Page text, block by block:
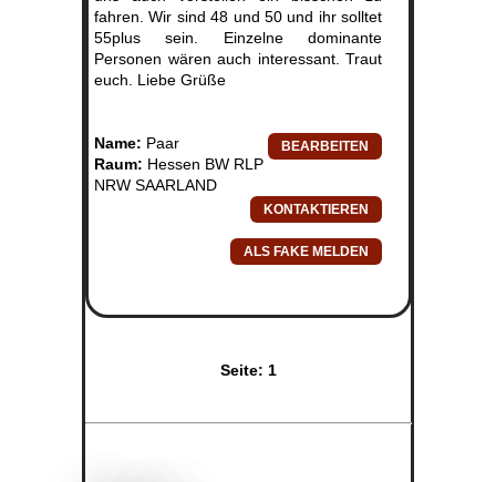
fahren. Wir sind 48 und 50 und ihr solltet
55plus sein. Einzelne dominante
Personen wären auch interessant. Traut
euch. Liebe Grüße
Name: Paar
Raum: Hessen BW RLP
NRW SAARLAND
Seite: 1